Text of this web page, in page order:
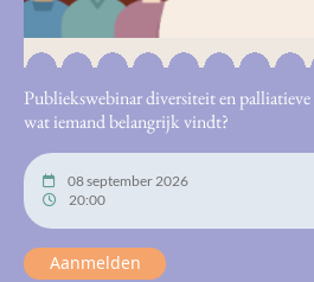
Publiekswebinar diversiteit en
wat iemand belangrijk vindt?
08 september 2026
20:00
Aanmelden